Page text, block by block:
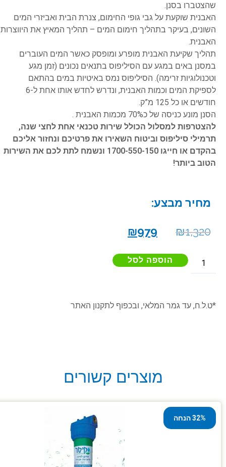
שהצטברו בסנן.
האבנית שוקעת על גבי גופי החימום, צנרת הבית ואביזרי המים
השונים, בעיקר בתהליך חימום המים – תהליך המאיץ את היווצרות
האבנית.
תהליך שקיעת האבנית מופרע ומופסק כאשר המים העוברים
במסנן באים במגע עם הסיליפוס בתנאים נכונים (זמן מגע
וטכנולוגיות זרימה). הסיליפוס נמס באיטיות במים בהתאם
לספיקת המים וכמות האבנית, ונדרש לחדש אותו אחת ל-6
חודשים או כל 125 מ”ק
.
הסנן מונע כניסה של כ70% מכמות האבנית .
להצטרפות למסלול הכולל שירות טכנאי אחת לחצי שנה,
תרמילי סיליפוס וביטוח השאירו את פרטיכם ונחזור אליכם
בהקדם או חייגו 1700-550-150 ונשמח לתת לכם את השירות
הטוב ביותר!
מחיר מבצע:
₪1,320
₪979
הוספה לסל
*ט.ל.ח, עד גמר המלאי, ובכפוף לתקנון האתר
מוצרים קשורים
32% הנחה